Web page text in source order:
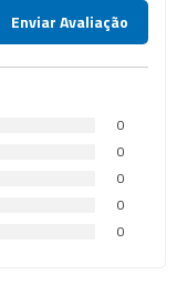
0
0
0
0
0